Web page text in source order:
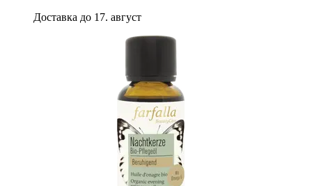
Доставка до 17. август